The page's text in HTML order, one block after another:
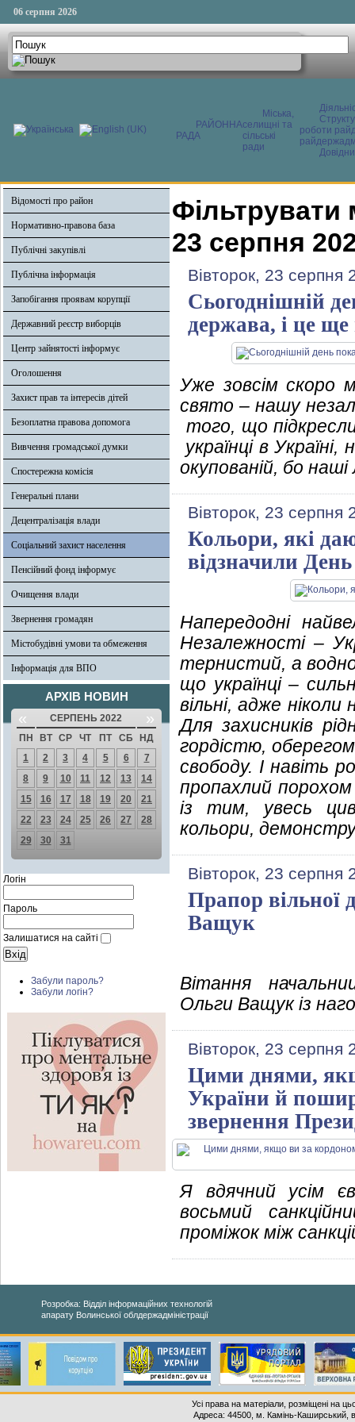
06 серпня 2026
РАЙОННА
РАДА
Міська,
селищні та
сільські
ради
роботи
Відомості про район
Нормативно-правова база
Публічні закупівлі
Публічна інформація
Запобігання проявам корупції
Державний реєстр виборців
Центр зайнятості інформує
Оголошення
Захист прав та інтересів дітей
Безоплатна правова допомога
Вивчення громадської думки
Спостережна комісія
Генеральні плани
Децентралізація влади
Соціальний захист населення
Пенсійний фонд інформує
Очищення влади
Звернення громадян
Містобудівні умови та обмеження
Інформація для ВПО
АРХІВ НОВИН
« СЕРПЕНЬ 2022 »
ПН ВТ СР ЧТ ПТ СБ
НД
1
2 3 4 5 6
7
8
9 10 11 12 13
14
15
16 17 18 19 20
21
22
23 24 25 26 27
28
29
30 31
Логін
Пароль
Залишатися на сайті
Забули пароль?
Забули логін?
Фільтрувати
23 серпня
Вівторок, 23 серпня
Сьогоднішній
держава, і це
Уже зовсім скоро
свято – нашу
того, що
українці в
окупованій, бо
Вівторок, 23 серпня
Кольори, які
відзначили
Напередодні
Незалежності –
тернистий, а
що українці –
вільні, адже
Для захисників
гордістю,
свободу. І навіть
пропахлий
із тим, увесь
кольори,
Вівторок, 23 серпня
Прапор вільної
Ващук
Вітання
Ольги Ващук із
Вівторок, 23 серпня
Цими днями,
України й
звернення
Я вдячний усім
восьмий
проміжок між
Розробка: Відділ інформаційних технологій
апарату Волинської облдержадміністрації
Усі права на матеріали, розміщені на
Адреса: 44500, м. Камінь-Каширський,